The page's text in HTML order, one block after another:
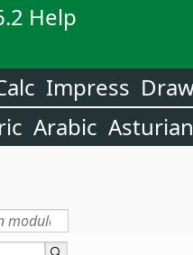
Help
Impress
Arabic Asturian